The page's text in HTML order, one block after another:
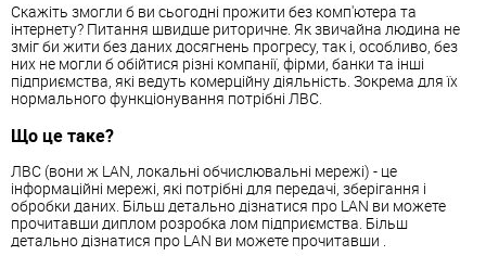
Скажіть змогли б ви сьогодні прожити без комп'ютера та
інтернету? Питання швидше риторичне. Як звичайна людина не
зміг би жити без даних досягнень прогресу, так і, особливо, без
них не могли б обійтися різні компанії, фірми, банки та інші
підприємства, які ведуть комерційну діяльність. Зокрема для їх
нормального функціонування потрібні ЛВС.
Що це таке?
ЛВС (вони ж LAN, локальні обчислювальні мережі) - це
інформаційні мережі, які потрібні для передачі, зберігання і
обробки даних. Більш детально дізнатися про LAN ви можете
прочитавши диплом розробка лом підприємства. Більш
детально дізнатися про LAN ви можете прочитавши .